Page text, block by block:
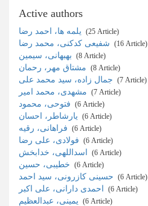
Active authors
‎ (25 Article)
‎ (16 Article)
‎ (8 Article)
‎ (8 Article)
‎ (7 Article)
‎ (7 Article)
‎ (6 Article)
‎ (6 Article)
‎ (6 Article)
‎ (6 Article)
‎ (6 Article)
‎ (6 Article)
‎ (6 Article)
‎ (6 Article)
‎ (6 Article)